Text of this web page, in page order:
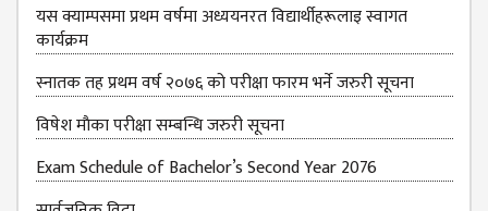
यस क्याम्पसमा प्रथम वर्षमा अध्ययनरत विद्यार्थीहरूलाइ स्वागत
कार्यक्रम
स्नातक तह प्रथम वर्ष २०७६ को परीक्षा फारम भर्ने जरुरी सूचना
विषेश माैका परीक्षा सम्बन्धि जरुरी सूचना
Exam Schedule of Bachelor’s Second Year 2076